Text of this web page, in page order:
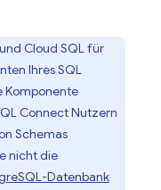
Cloud SQLfür
IhresSQL
Komponente
ConnectNutzern
Schemas
nicht die
Datenbank